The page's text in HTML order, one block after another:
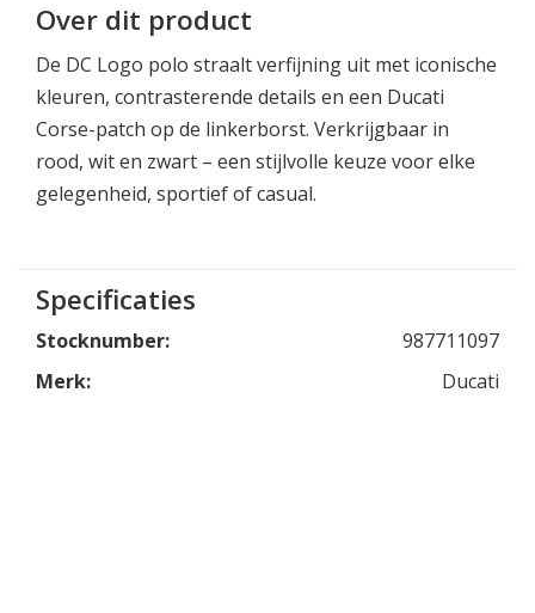
Over dit product
De DC Logo polo straalt verfijning uit met iconische
kleuren, contrasterende details en een Ducati
Corse-patch op de linkerborst. Verkrijgbaar in
rood, wit en zwart – een stijlvolle keuze voor elke
gelegenheid, sportief of casual.
Specificaties
Stocknumber:
987711097
Merk:
Ducati